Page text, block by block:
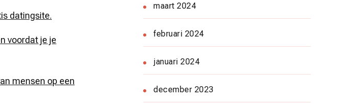
datingsite.
voordat je je
mensen op een
maart 2024
februari 2024
januari 2024
december 2023